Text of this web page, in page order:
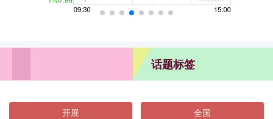
话题标签
开展 全国